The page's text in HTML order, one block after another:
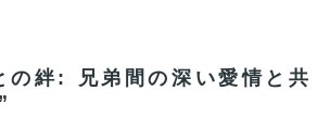
の絆: 兄弟間の深い愛情と共